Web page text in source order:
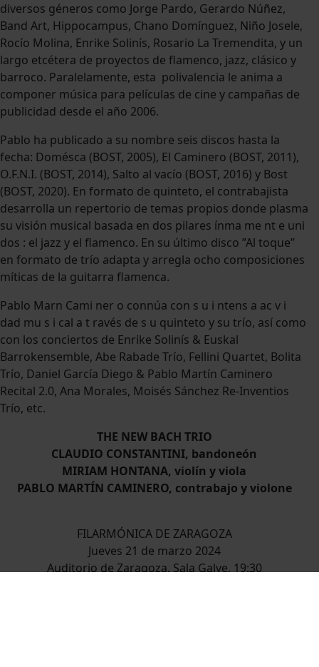
diversos géneros como Jorge Pardo, Gerardo Núñez,
Band Art, Hippocampus, Chano Domínguez, Niño Josele,
Rocío Molina, Enrike Solinís, Rosario La Tremendita, y un
largo etcétera de proyectos de flamenco, jazz, clásico y
barroco. Paralelamente, esta polivalencia le anima a
componer música para películas de cine y campañas de
publicidad desde el año 2006.
Pablo ha publicado a su nombre seis discos hasta la
fecha: Domésca (BOST, 2005), El Caminero (BOST, 2011),
O.F.N.I. (BOST, 2014), Salto al vacío (BOST, 2016) y Bost
(BOST, 2020). En formato de quinteto, el contrabajista
desarrolla un repertorio de temas propios donde plasma
su visión musical basada en dos pilares ínma me nt e uni
dos : el jazz y el flamenco. En su último disco ”Al toque”
en formato de trío adapta y arregla ocho composiciones
míticas de la guitarra flamenca.
Pablo Marn Cami ner o connúa con s u i ntens a ac v i
dad mu s i cal a t ravés de s u quinteto y su trío, así como
con los conciertos de Enrike Solinís & Euskal
Barrokensemble, Abe Rabade Trío, Fellini Quartet, Bolita
Trío, Daniel García Diego & Pablo Martín Caminero
Recital 2.0, Ana Morales, Moisés Sánchez Re-Inventios
Trío, etc.
THE NEW BACH TRIO
CLAUDIO CONSTANTINI, bandoneón
MIRIAM HONTANA, violín y viola
PABLO MARTÍN CAMINERO, contrabajo y violone
FILARMÓNICA DE ZARAGOZA
Jueves 21 de marzo 2024
Auditorio de Zaragoza. Sala Galve. 19:30